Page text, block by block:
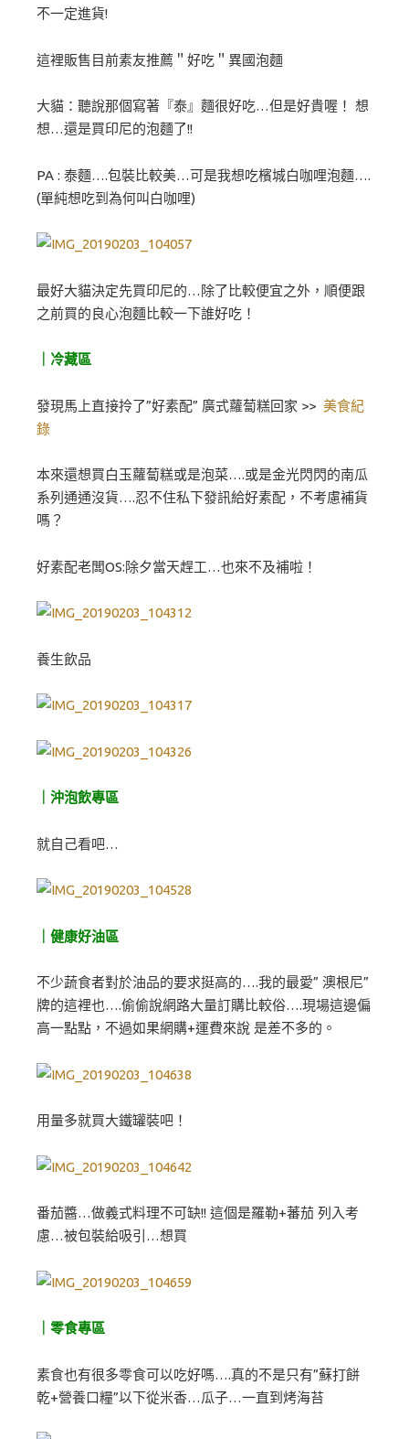
不一定進貨!
這裡販售目前素友推薦＂好吃＂異國泡麵
大貓：聽說那個寫著『泰』麵很好吃…但是好貴喔！ 想
想…還是買印尼的泡麵了!!
PA : 泰麵….包裝比較美…可是我想吃檳城白咖哩泡麵….
(單純想吃到為何叫白咖哩)
最好大貓決定先買印尼的…除了比較便宜之外，順便跟
之前買的良心泡麵比較一下誰好吃！
｜冷藏區
發現馬上直接拎了”好素配” 廣式蘿蔔糕回家 >> 美食紀
錄
本來還想買白玉蘿蔔糕或是泡菜….或是金光閃閃的南瓜
系列通通沒貨….忍不住私下發訊給好素配，不考慮補貨
嗎？
好素配老闆OS:除夕當天趕工…也來不及補啦！
養生飲品
｜沖泡飲專區
就自己看吧…
｜健康好油區
不少蔬食者對於油品的要求挺高的….我的最愛” 澳根尼”
牌的這裡也….偷偷說網路大量訂購比較俗….現場這邊偏
高一點點，不過如果網購+運費來說 是差不多的。
用量多就買大鐵罐裝吧！
番茄醬…做義式料理不可缺!! 這個是羅勒+蕃茄 列入考
慮…被包裝給吸引…想買
｜零食專區
素食也有很多零食可以吃好嗎….真的不是只有”蘇打餅
乾+營養口糧”以下從米香…瓜子…一直到烤海苔